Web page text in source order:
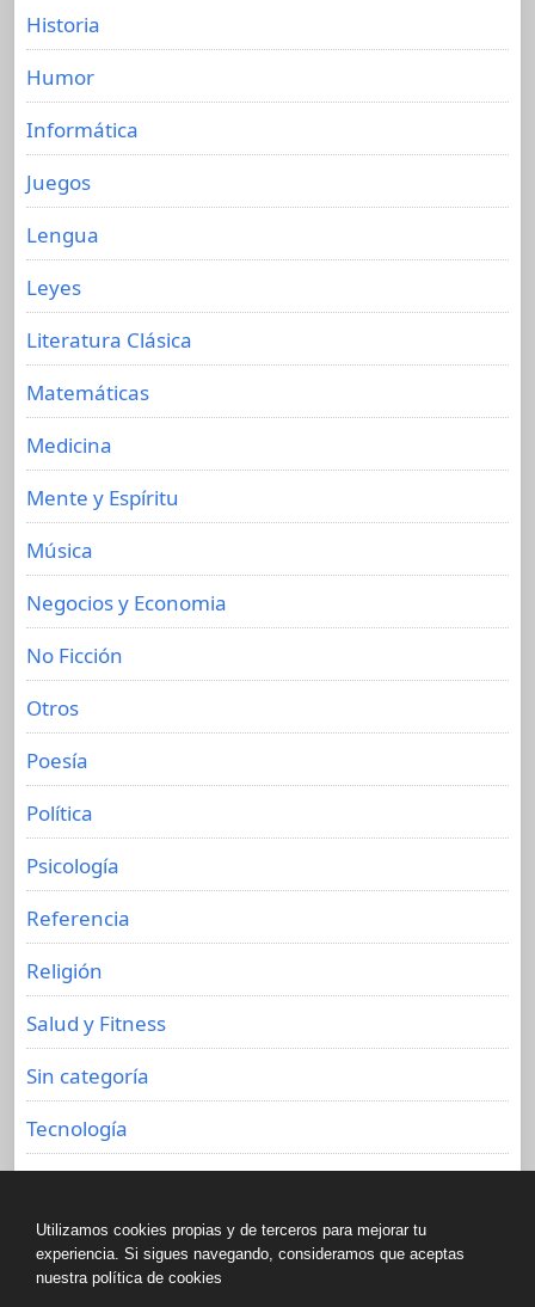
Historia
Humor
Informática
Juegos
Lengua
Leyes
Literatura Clásica
Matemáticas
Medicina
Mente y Espíritu
Música
Negocios y Economia
No Ficción
Otros
Poesía
Política
Psicología
Referencia
Religión
Salud y Fitness
Sin categoría
Tecnología
Utilizamos cookies propias y de terceros para mejorar tu
experiencia. Si sigues navegando, consideramos que aceptas
nuestra política de cookies